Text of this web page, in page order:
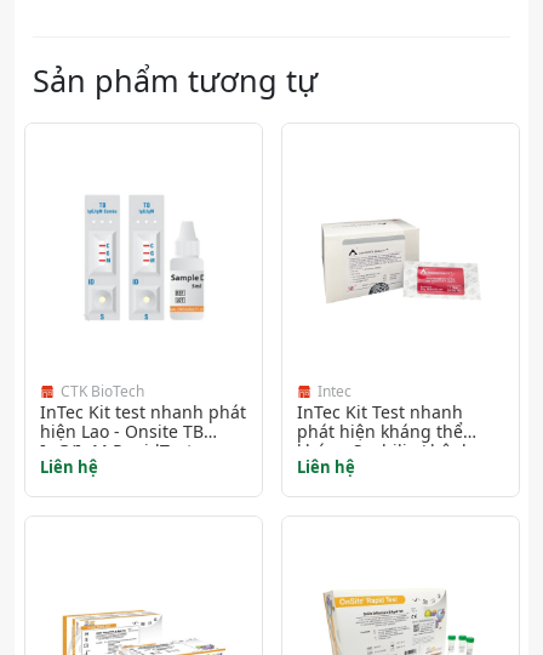
Sản phẩm tương tự
CTK BioTech
InTec Kit test nhanh phát
hiện Lao - Onsite TB
IgG/IgM RapidTest
Liên hệ
Intec
InTec Kit Test nhanh
phát hiện kháng thể
kháng Syphilis ( bệnh
Giang mai )
Liên hệ